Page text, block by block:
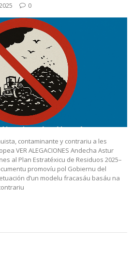
0
contaminante y contrariu a les
VER ALEGACIONES Andecha Astur
al Plan Estratéxicu de Residuos 2025–
promovíu pol Gobiernu del
d’un modelu fracasáu basáu na